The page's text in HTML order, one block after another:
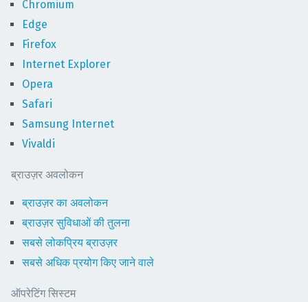
Chromium
Edge
Firefox
Internet Explorer
Opera
Safari
Samsung Internet
Vivaldi
ब्राउज़र अवलोकन
ब्राउज़र का अवलोकन
ब्राउज़र सुविधाओं की तुलना
सबसे लोकप्रिय ब्राउज़र
सबसे अधिक प्रयोग किए जाने वाले
ऑपरेटिंग सिस्टम